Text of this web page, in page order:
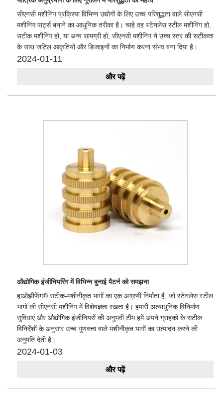
सीएनसी मशीनिंग प्रक्रिया विभिन्न उद्योगों के लिए उच्च परिशुद्धता वाले सीएनसी
मशीनिंग पार्ट्स बनाने का आधुनिक तरीका है। चाहे वह स्टेनलेस स्टील मशीनिंग हो,
सटीक मशीनिंग हो, या अन्य सामग्री हो, सीएनसी मशीनिंग ने उच्च स्तर की सटीकता
के साथ जटिल आकृतियों और डिजाइनों का निर्माण करना संभव बना दिया है।
2024-01-11
और पढ़ें
​औद्योगिक इंजीनियरिंग में विभिन्न बुनाई पैटर्न को समझना
हाओझीफेंग® सटीक-मशीनीकृत भागों का एक अग्रणी निर्माता है, जो स्टेनलेस स्टील
भागों की सीएनसी मशीनिंग में विशेषज्ञता रखता है। हमारी अत्याधुनिक विनिर्माण
सुविधाएं और औद्योगिक इंजीनियरों की अनुभवी टीम हमें अपने ग्राहकों के सटीक
विनिर्देशों के अनुसार उच्च गुणवत्ता वाले मशीनीकृत भागों का उत्पादन करने की
अनुमति देती है।
2024-01-03
और पढ़ें